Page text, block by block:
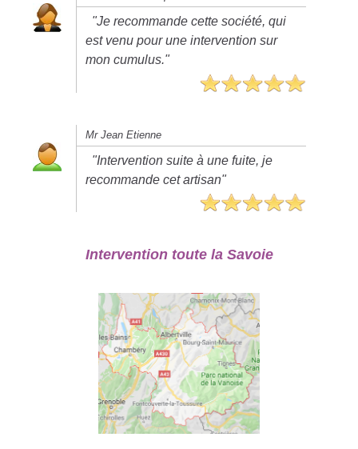
"Je recommande cette société, qui
est venu pour une intervention sur
mon cumulus."
Mr Jean Etienne
"Intervention suite à une fuite, je
recommande cet artisan"
Intervention toute la Savoie